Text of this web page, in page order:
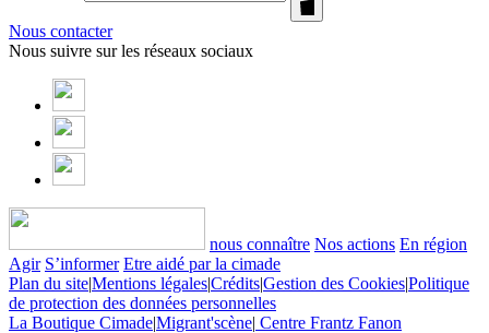
Nous contacter
Nous suivre sur les réseaux sociaux
nous connaître Nos actions En région
Agir S’informer Etre aidé par la cimade
Plan du site|Mentions légales|Crédits|Gestion des Cookies|Politique
de protection des données personnelles
La Boutique Cimade|Migrant'scène| Centre Frantz Fanon